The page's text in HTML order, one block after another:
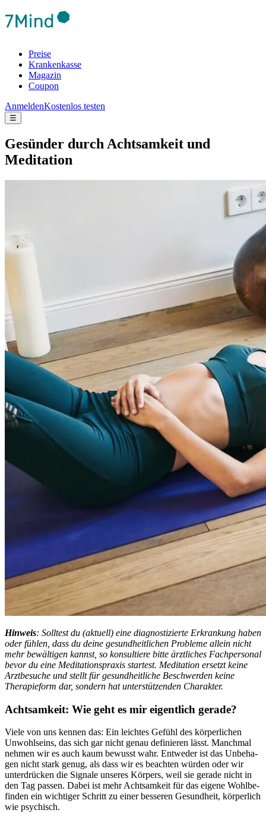
Preise
Krankenkasse
Magazin
Coupon
AnmeldenKostenlos testen
☰
Gesünder durch Achtsamkeit und
Meditation
Hin­weis: Solltest du (aktuell) eine diagnostizierte Erkrankung haben
oder fühlen, dass du deine gesundheitlichen Probleme allein nicht
mehr bewältigen kannst, so konsultiere bitte ärztliches Fachpersonal
bevor du eine Meditationspraxis startest. Meditation ersetzt keine
Arztbesuche und stellt für gesundheitliche Beschwerden keine
Therapieform dar, sondern hat unterstützenden Charakter.
Acht­sam­keit: Wie geht es mir eigent­lich gerade?
Viele von uns kennen das: Ein leich­tes Gefühl des körperlichen
Unwohl­seins, das sich gar nicht genau definieren lässt. Manchmal
nehmen wir es auch kaum bewusst wahr. Ent­we­der ist das Unbe­ha­
gen nicht stark genug, als dass wir es beach­ten würden oder wir
unter­drü­cken die Signale unse­res Kör­pers, weil sie gerade nicht in
den Tag passen. Dabei ist mehr Acht­sam­keit für das eigene Wohl­be­
fin­den ein wich­ti­ger Schritt zu einer bes­se­ren Gesund­heit, körperlich
wie psychisch.